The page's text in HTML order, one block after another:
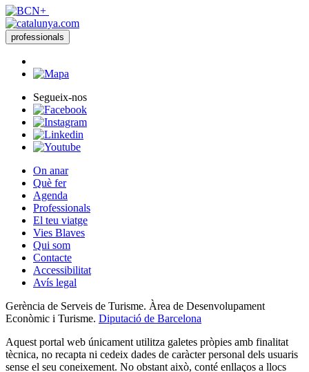
professionals
Segueix-nos
On anar
Què fer
Agenda
Professionals
El teu viatge
Vies Blaves
Qui som
Contacte
Accessibilitat
Avís legal
Gerència de Serveis de Turisme. Àrea de Desenvolupament
Econòmic i Turisme. Diputació de Barcelona
Aquest portal web únicament utilitza galetes pròpies amb finalitat
tècnica, no recapta ni cedeix dades de caràcter personal dels usuaris
sense el seu coneixement. No obstant això, conté enllaços a llocs